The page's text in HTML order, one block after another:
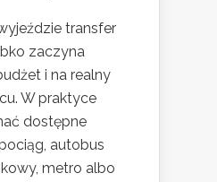
transfer
zaczyna
i na realny
W praktyce
dostępne
autobus
metro albo